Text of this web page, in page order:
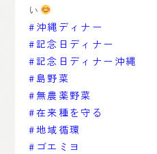
い
#沖縄ディナー
#記念日ディナー
#記念日ディナー沖縄
#島野菜
#無農薬野菜
#在来種を守る
#地域循環
#ゴエミヨ